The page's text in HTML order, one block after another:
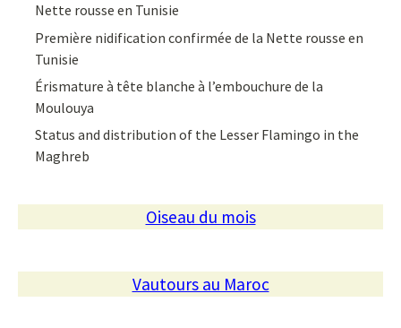
Nette rousse en Tunisie
Première nidification confirmée de la Nette rousse en
Tunisie
Érismature à tête blanche à l’embouchure de la
Moulouya
Status and distribution of the Lesser Flamingo in the
Maghreb
Oiseau du mois
Vautours au Maroc